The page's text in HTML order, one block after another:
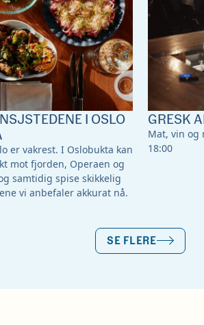
I OSLO
er vakrest. I Oslobukta kan
mot fjorden, Operaen og
samtidig spise skikkelig
vi anbefaler akkurat nå.
GRESK
Mat, vin og
18:00
SE FLERE